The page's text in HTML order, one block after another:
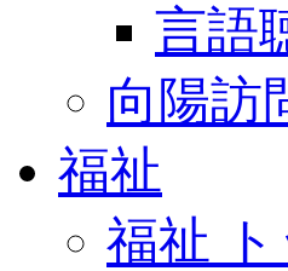
言語
向陽訪
福祉
福祉